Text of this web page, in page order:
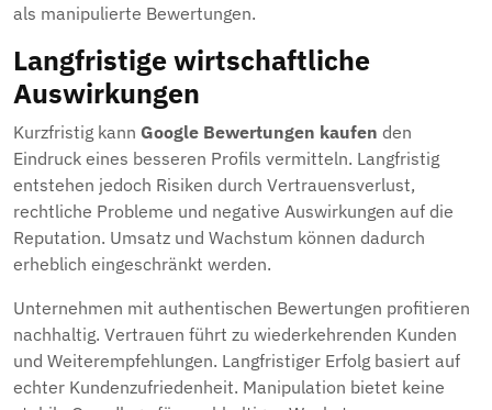
als manipulierte Bewertungen.
Langfristige wirtschaftliche
Auswirkungen
Kurzfristig kann Google Bewertungen kaufen den
Eindruck eines besseren Profils vermitteln. Langfristig
entstehen jedoch Risiken durch Vertrauensverlust,
rechtliche Probleme und negative Auswirkungen auf die
Reputation. Umsatz und Wachstum können dadurch
erheblich eingeschränkt werden.
Unternehmen mit authentischen Bewertungen profitieren
nachhaltig. Vertrauen führt zu wiederkehrenden Kunden
und Weiterempfehlungen. Langfristiger Erfolg basiert auf
echter Kundenzufriedenheit. Manipulation bietet keine